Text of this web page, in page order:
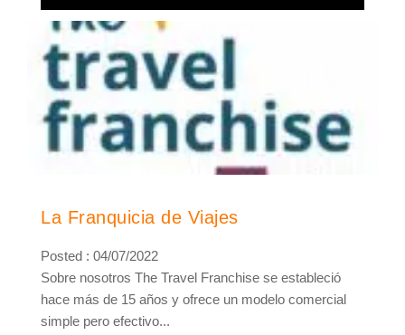
La Franquicia de Viajes
Posted : 04/07/2022
Sobre nosotros The Travel Franchise se estableció
hace más de 15 años y ofrece un modelo comercial
simple pero efectivo...